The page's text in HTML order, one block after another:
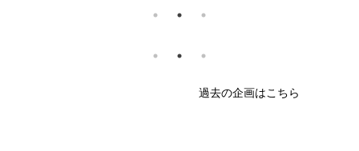
過去の企画はこちら